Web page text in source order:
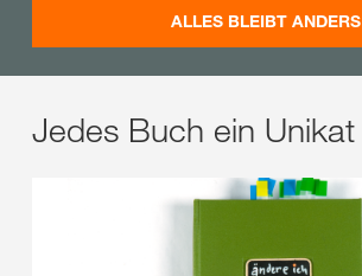
ALLES BLEIBT ANDERS
Jedes Buch ein Unikat